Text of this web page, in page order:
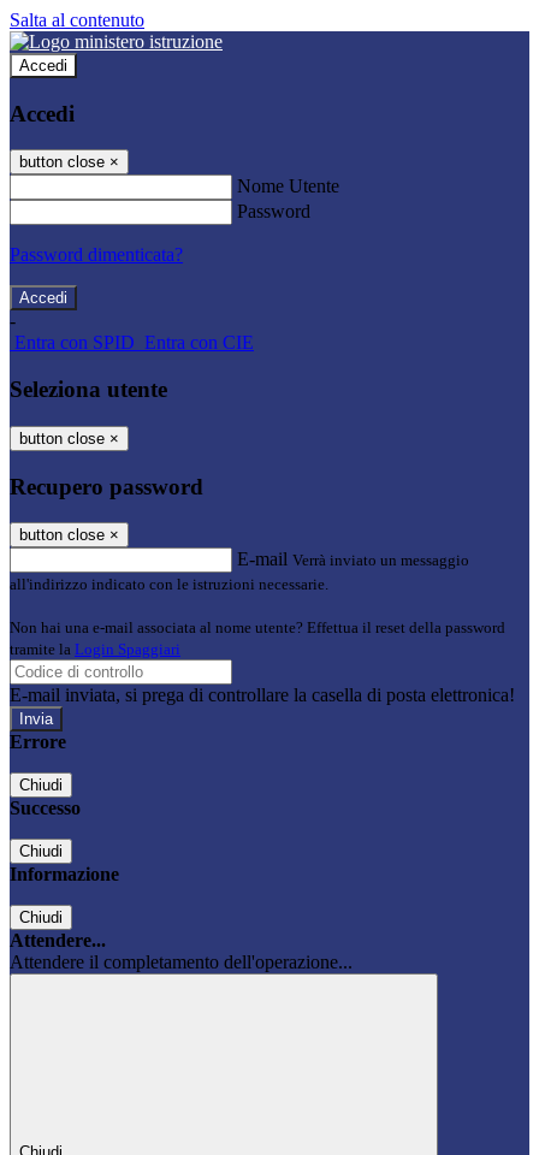
Salta al contenuto
Accedi
Accedi
button close ×
Nome Utente
Password
Password dimenticata?
-
Entra con SPID Entra con CIE
Seleziona utente
button close ×
Recupero password
button close ×
E-mail Verrà inviato un messaggio
all'indirizzo indicato con le istruzioni necessarie.
Non hai una e-mail associata al nome utente? Effettua il reset della password
tramite la Login Spaggiari
E-mail inviata, si prega di controllare la casella di posta elettronica!
Errore
Chiudi
Successo
Chiudi
Informazione
Chiudi
Attendere...
Attendere il completamento dell'operazione...